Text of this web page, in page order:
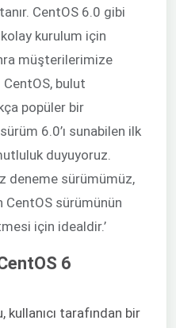
CentOS 6.0 gibi
kurulum için
müşterilerimize
CentOS, bulut
popüler bir
6.0’ı sunabilen ilk
duyuyoruz.
deneme sürümümüz,
sürümünün
için idealdir.’
6
kullanıcı tarafından bir